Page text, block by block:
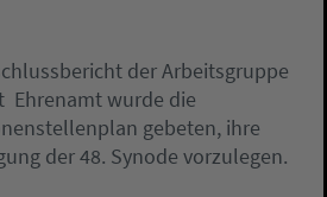
der Arbeitsgruppe
Ehrenamt wurde die
gebeten, ihre
der 48. Synode vorzulegen.